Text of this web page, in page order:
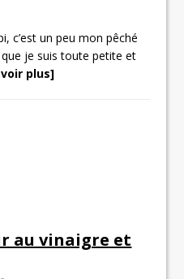
c’est un peu mon pêché
que je suis toute petite et
plus]
au vinaigre et